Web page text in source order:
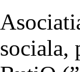
sociala,